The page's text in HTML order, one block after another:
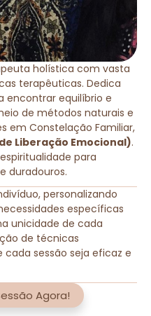
holística com vasta
terapêuticas. Dedica
encontrar equilíbrio e
de métodos naturais e
em Constelação Familiar,
Liberação Emocional).
para
duradouros.
personalizando
específicas
unicidade de cada
de técnicas
sessão seja eficaz e
Agora!